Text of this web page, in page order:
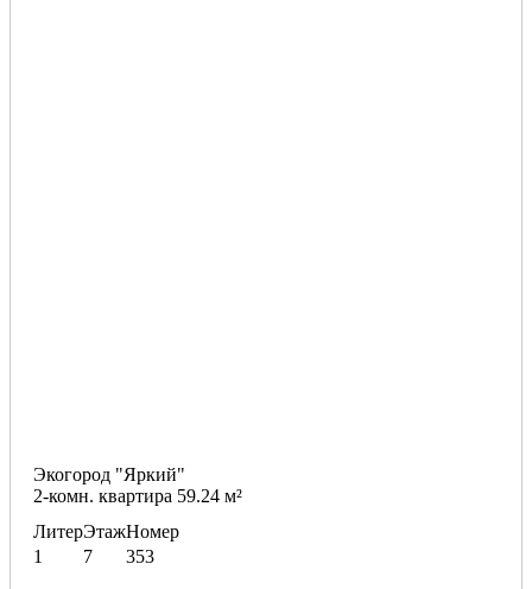
Экогород "Яркий"
2-комн. квартира 59.24 м²
Литер
1
Этаж
7
Номер
353